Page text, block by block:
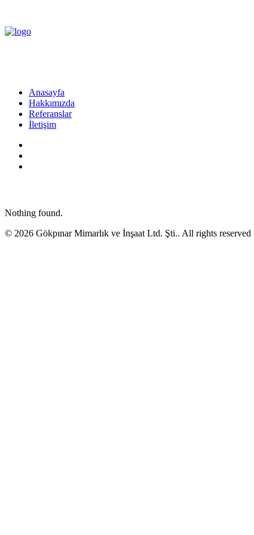
Anasayfa
Hakkımızda
Referanslar
İletişim
Nothing found.
© 2026 Gökpınar Mimarlık ve İnşaat Ltd. Şti.. All rights reserved